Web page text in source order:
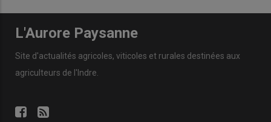
L'Aurore Paysanne
Site d'actualités agricoles, viticoles et rurales destinées aux
agriculteurs de l'Indre.